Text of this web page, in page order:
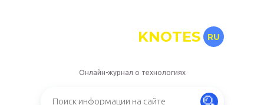
KNOTES RU
Онлайн-журнал о технологиях